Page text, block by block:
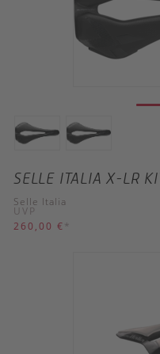
SELLE ITALIA X-LR
Selle Italia
UVP
260,00 € *